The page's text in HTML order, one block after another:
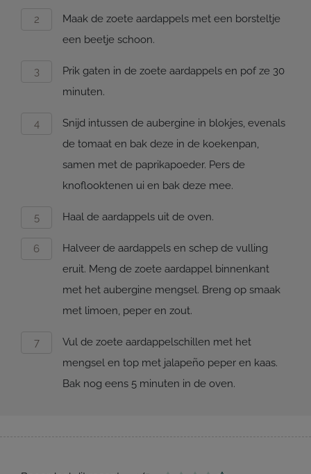
Maak de zoete aardappels met een borsteltje
een beetje schoon.
Prik gaten in de zoete aardappels en pof ze 30
minuten.
Snijd intussen de aubergine in blokjes, evenals
de tomaat en bak deze in de koekenpan,
samen met de paprikapoeder. Pers de
knoflooktenen ui en bak deze mee.
Haal de aardappels uit de oven.
Halveer de aardappels en schep de vulling
eruit. Meng de zoete aardappel binnenkant
met het aubergine mengsel. Breng op smaak
met limoen, peper en zout.
Vul de zoete aardappelschillen met het
mengsel en top met jalapeño peper en kaas.
Bak nog eens 5 minuten in de oven.